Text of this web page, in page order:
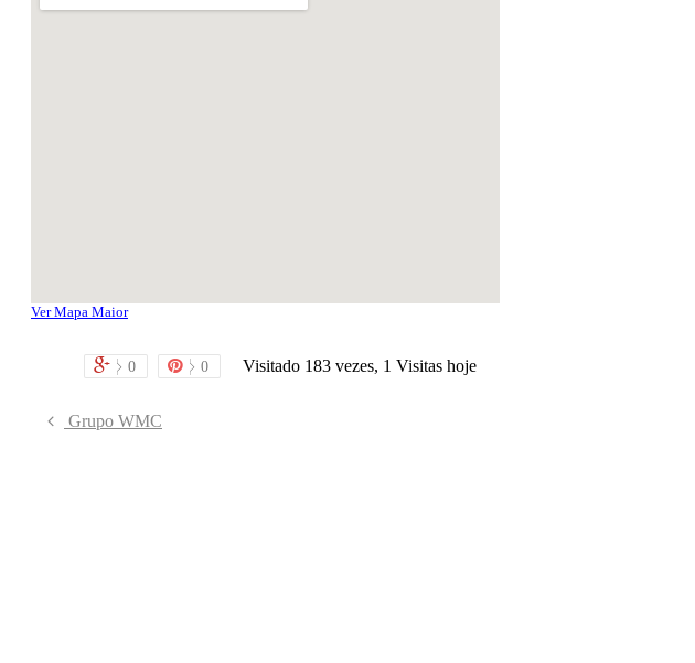
Ver Mapa Maior
0 0 Visitado 183 vezes, 1 Visitas hoje
Grupo WMC